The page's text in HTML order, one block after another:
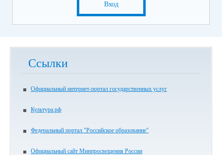
Вход
Ссылки
Официальный интернет-портал государственных услуг
Культура.рф
Федеральный портал "Российское образование"
Официальный сайт Минпросвещения России